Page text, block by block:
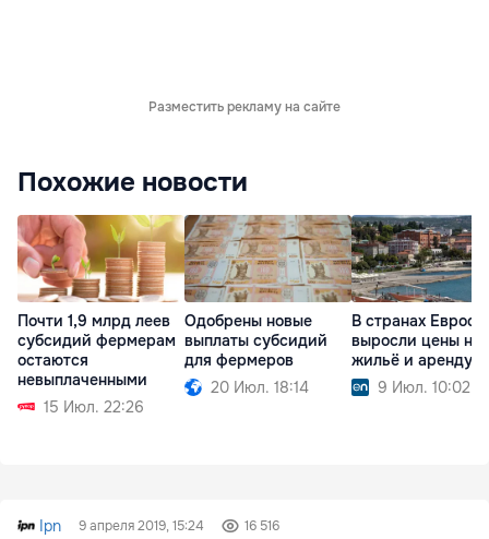
Разместить рекламу на сайте
Похожие новости
Почти 1,9 млрд леев
субсидий фермерам
остаются
невыплаченными
15 Июл. 22:26
Одобрены новые
выплаты субсидий
для фермеров
20 Июл. 18:14
В странах
выросли цены на
жильё и аренду
9 Июл. 10:02
Ipn 9 апреля 2019, 15:24 16 516